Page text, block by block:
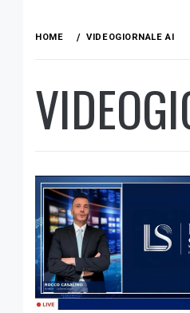
HOME VIDEOGIORNALE AI